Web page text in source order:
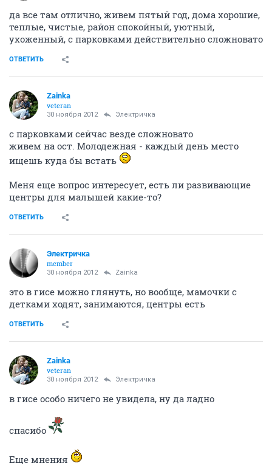
да все там отлично, живем пятый год, дома хорошие,
теплые, чистые, район спокойный, уютный,
ухоженный, с парковками действительно сложновато
ОТВЕТИТЬ
Zainka
veteran
30 ноября 2012 Электричка
с парковками сейчас везде сложновато
живем на ост. Молодежная - каждый день место
ищешь куда бы встать
Меня еще вопрос интересует, есть ли развивающие
центры для малышей какие-то?
ОТВЕТИТЬ
Электричка
member
30 ноября 2012 Zainka
это в гисе можно глянуть, но вообще, мамочки с
детками ходят, занимаются, центры есть
ОТВЕТИТЬ
Zainka
veteran
30 ноября 2012 Электричка
в гисе особо ничего не увидела, ну да ладно
спасибо
Еще мнения